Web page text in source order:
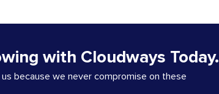
with Cloudways Today.
because we never compromise on these